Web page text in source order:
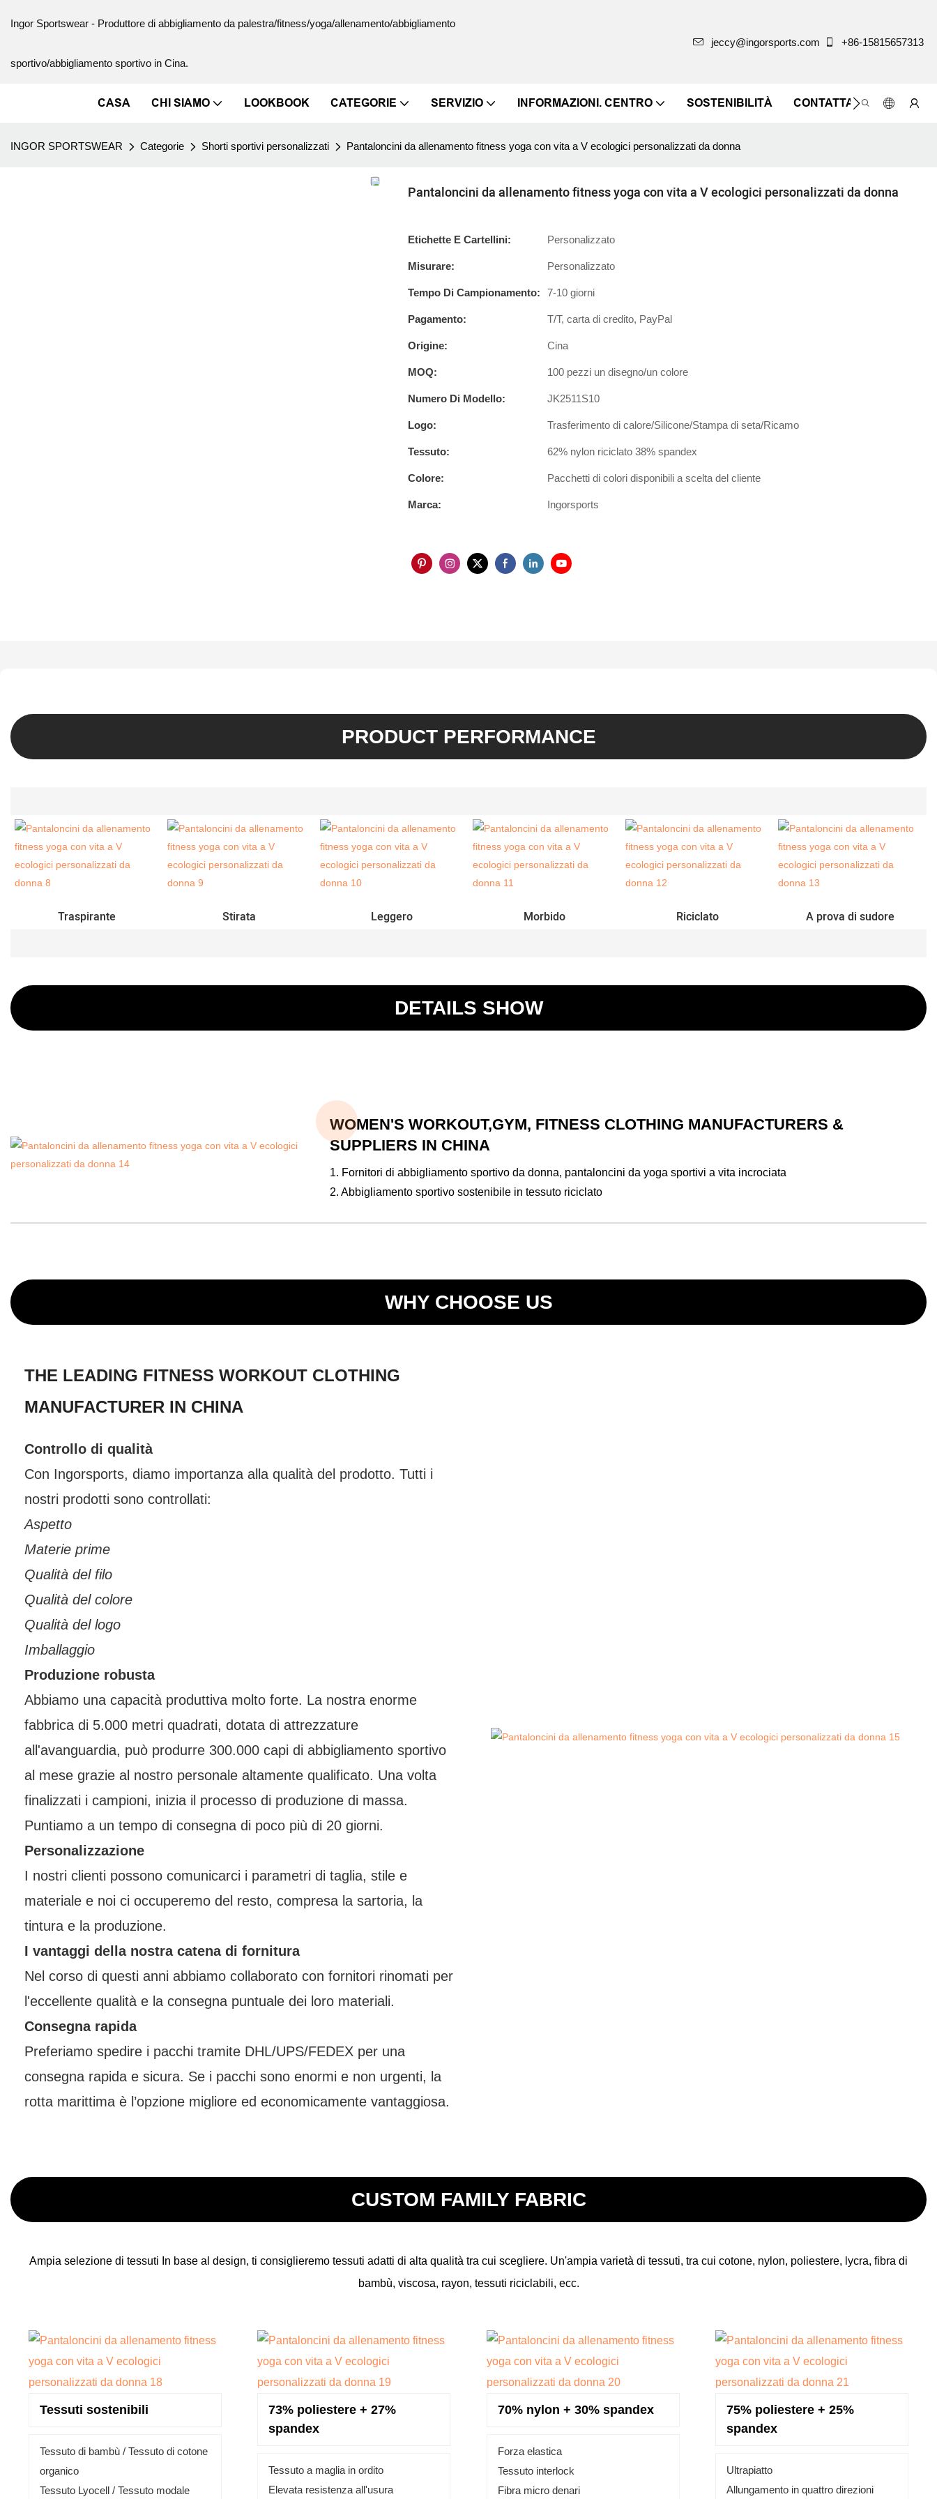
Ingor Sportswear - Produttore di abbigliamento da palestra/fitness/yoga/allenamento/abbigliamento
sportivo/abbigliamento sportivo in Cina.
jeccy@ingorsports.com +86-15815657313
CASA CHI SIAMO LOOKBOOK CATEGORIE SERVIZIO INFORMAZIONI. CENTRO SOSTENIBILITÀ CONTATTACI
INGOR SPORTSWEAR Categorie Shorti sportivi personalizzati Pantaloncini da allenamento fitness yoga con vita a V ecologici personalizzati da donna
Pantaloncini da allenamento fitness yoga con vita a V ecologici personalizzati da donna
Etichette E Cartellini: Personalizzato
Misurare: Personalizzato
Tempo Di Campionamento: 7-10 giorni
Pagamento: T/T, carta di credito, PayPal
Origine: Cina
MOQ: 100 pezzi un disegno/un colore
Numero Di Modello: JK2511S10
Logo: Trasferimento di calore/Silicone/Stampa di seta/Ricamo
Tessuto: 62% nylon riciclato 38% spandex
Colore: Pacchetti di colori disponibili a scelta del cliente
Marca: Ingorsports
PRODUCT PERFORMANCE
Traspirante Stirata Leggero Morbido Riciclato A prova di sudore
DETAILS SHOW
WOMEN'S WORKOUT,GYM, FITNESS CLOTHING MANUFACTURERS &
SUPPLIERS IN CHINA
1. Fornitori di abbigliamento sportivo da donna, pantaloncini da yoga sportivi a vita incrociata
2. Abbigliamento sportivo sostenibile in tessuto riciclato
WHY CHOOSE US
THE LEADING FITNESS WORKOUT CLOTHING
MANUFACTURER IN CHINA
Controllo di qualità
Con Ingorsports, diamo importanza alla qualità del prodotto. Tutti i
nostri prodotti sono controllati:
Aspetto
Materie prime
Qualità del filo
Qualità del colore
Qualità del logo
Imballaggio
Produzione robusta
Abbiamo una capacità produttiva molto forte. La nostra enorme
fabbrica di 5.000 metri quadrati, dotata di attrezzature
all'avanguardia, può produrre 300.000 capi di abbigliamento sportivo
al mese grazie al nostro personale altamente qualificato. Una volta
finalizzati i campioni, inizia il processo di produzione di massa.
Puntiamo a un tempo di consegna di poco più di 20 giorni.
Personalizzazione
I nostri clienti possono comunicarci i parametri di taglia, stile e
materiale e noi ci occuperemo del resto, compresa la sartoria, la
tintura e la produzione.
I vantaggi della nostra catena di fornitura
Nel corso di questi anni abbiamo collaborato con fornitori rinomati per
l'eccellente qualità e la consegna puntuale dei loro materiali.
Consegna rapida
Preferiamo spedire i pacchi tramite DHL/UPS/FEDEX per una
consegna rapida e sicura. Se i pacchi sono enormi e non urgenti, la
rotta marittima è l’opzione migliore ed economicamente vantaggiosa.
CUSTOM FAMILY FABRIC
Ampia selezione di tessuti In base al design, ti consiglieremo tessuti adatti di alta qualità tra cui scegliere. Un'ampia varietà di tessuti, tra cui cotone, nylon, poliestere, lycra, fibra di
bambù, viscosa, rayon, tessuti riciclabili, ecc.
Tessuti sostenibili
Tessuto di bambù / Tessuto di cotone
organico
Tessuto Lyocell / Tessuto modale
73% poliestere + 27%
spandex
Tessuto a maglia in ordito
Elevata resistenza all'usura
70% nylon + 30% spandex
Forza elastica
Tessuto interlock
Fibra micro denari
75% poliestere + 25%
spandex
Ultrapiatto
Allungamento in quattro direzioni